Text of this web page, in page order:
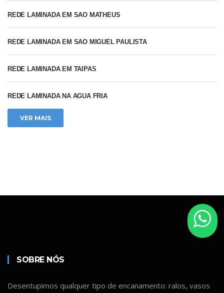
REDE LAMINADA EM SAO MATHEUS
REDE LAMINADA EM SAO MIGUEL PAULISTA
REDE LAMINADA EM TAIPAS
REDE LAMINADA NA AGUA FRIA
VER MAIS
SOBRE NÓS
Desentupimos qualquer tipo de encanamento: ralos, vasos